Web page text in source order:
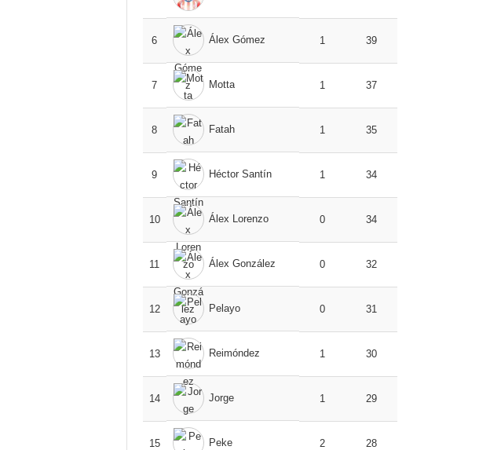
6 Álex Gómez 1 39
7 Motta 1 37
8 Fatah 1 35
9 Héctor Santín 1 34
10 Álex Lorenzo 0 34
11 Álex González 0 32
12 Pelayo 0 31
13 Reimóndez 1 30
14 Jorge 1 29
15 Peke 2 28